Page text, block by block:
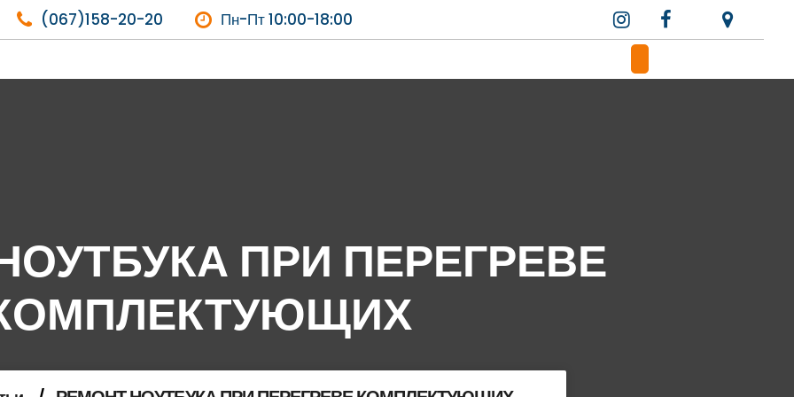
(067)158-20-20 Пн-Пт 10:00-18:00
ПРИ ПЕРЕГРЕВЕ